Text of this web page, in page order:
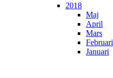
2018
Maj
April
Mars
Februari
Januari